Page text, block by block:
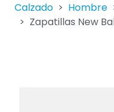
Calzado Hombre
Zapatillas New